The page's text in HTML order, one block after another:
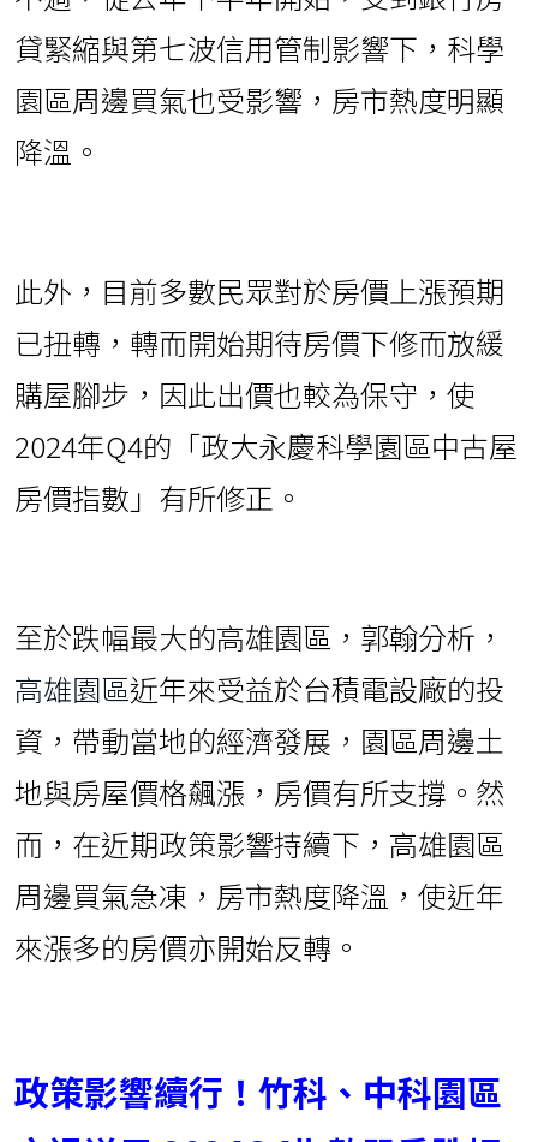
貸緊縮與第七波信用管制影響下，科學
園區周邊買氣也受影響，房市熱度明顯
降溫。
此外，目前多數民眾對於房價上漲預期
已扭轉，轉而開始期待房價下修而放緩
購屋腳步，因此出價也較為保守，使
2024年Q4的「政大永慶科學園區中古屋
房價指數」有所修正。
至於跌幅最大的高雄園區，郭翰分析，
高雄園區近年來受益於台積電設廠的投
資，帶動當地的經濟發展，園區周邊土
地與房屋價格飆漲，房價有所支撐。然
而，在近期政策影響持續下，高雄園區
周邊買氣急凍，房市熱度降溫，使近年
來漲多的房價亦開始反轉。
政策影響續行！竹科、中科園區